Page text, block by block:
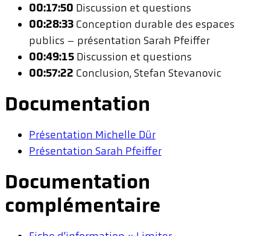
00:17:50 Discussion et questions
00:28:33 Conception durable des espaces
publics – présentation Sarah Pfeiffer
00:49:15 Discussion et questions
00:57:22 Conclusion, Stefan Stevanovic
Documentation
Présentation Michelle Dür
Présentation Sarah Pfeiffer
Documentation
complémentaire